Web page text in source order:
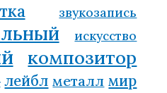
звукозапись
искусство
композитор
лейбл металл мир